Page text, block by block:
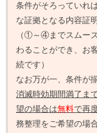
条件がそろっていれ
な証拠となる内容証
（①～④までスムー
わることができ、お
続です）
なお万が一、条件が
消滅時効期間満了ま
望の場合は無料で再
務整理をご希望の場